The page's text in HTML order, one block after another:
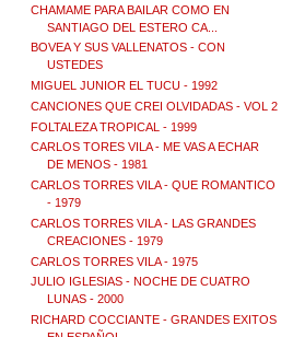
CHAMAME PARA BAILAR COMO EN
SANTIAGO DEL ESTERO CA...
BOVEA Y SUS VALLENATOS - CON
USTEDES
MIGUEL JUNIOR EL TUCU - 1992
CANCIONES QUE CREI OLVIDADAS - VOL 2
FOLTALEZA TROPICAL - 1999
CARLOS TORES VILA - ME VAS A ECHAR
DE MENOS - 1981
CARLOS TORRES VILA - QUE ROMANTICO
- 1979
CARLOS TORRES VILA - LAS GRANDES
CREACIONES - 1979
CARLOS TORRES VILA - 1975
JULIO IGLESIAS - NOCHE DE CUATRO
LUNAS - 2000
RICHARD COCCIANTE - GRANDES EXITOS